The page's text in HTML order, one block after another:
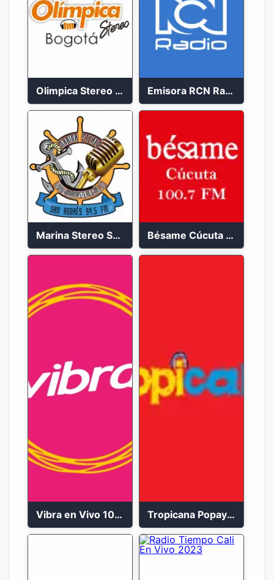
Olimpica Stereo Bogotá 105.9 FM Vibrante Emisora RCN Radio 93.9 FM Bogotá
Marina Stereo San Andres 94.5 FM Bésame Cúcuta en vivo 2023
Vibra en Vivo 104.9 FM Bogotá Tropicana Popayán en vivo 106.1 FM